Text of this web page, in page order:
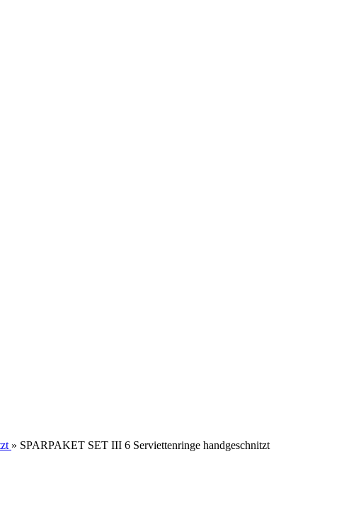
» SPARPAKET SET III 6 Serviettenringe handgeschnitzt